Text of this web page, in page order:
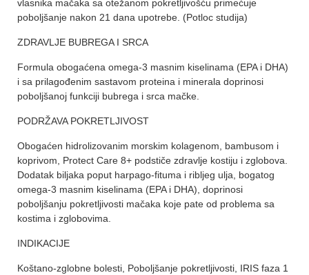
vlasnika mačaka sa otežanom pokretljivošću primećuje
poboljšanje nakon 21 dana upotrebe. (Potloc studija)
ZDRAVLJE BUBREGA I SRCA
Formula obogaćena omega-3 masnim kiselinama (EPA i DHA)
i sa prilagođenim sastavom proteina i minerala doprinosi
poboljšanoj funkciji bubrega i srca mačke.
PODRŽAVA POKRETLJIVOST
Obogaćen hidrolizovanim morskim kolagenom, bambusom i
koprivom, Protect Care 8+ podstiče zdravlje kostiju i zglobova.
Dodatak biljaka poput harpago-fituma i ribljeg ulja, bogatog
omega-3 masnim kiselinama (EPA i DHA), doprinosi
poboljšanju pokretljivosti mačaka koje pate od problema sa
kostima i zglobovima.
INDIKACIJE
Koštano-zglobne bolesti, Poboljšanje pokretljivosti, IRIS faza 1